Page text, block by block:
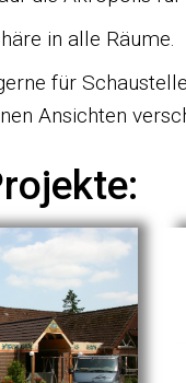
in alle Räume.
für
Ansichten